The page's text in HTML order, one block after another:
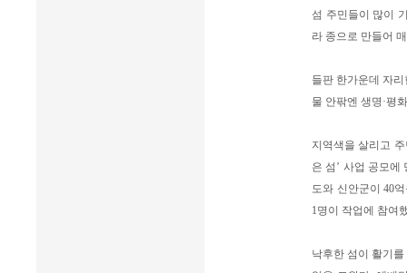
섬 주민들이 많이
라 종으로 만들어
들판 한가운데 자
물 안팎엔 생명·평
지역색을 살리고
은 섬’ 사업 공모
도와 신안군이 40
1명이 작업에 참여
낙후한 섬이 활기